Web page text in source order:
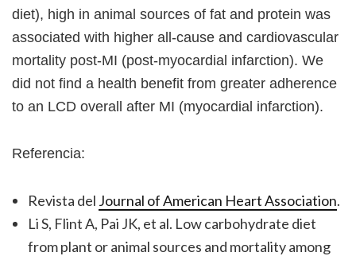
diet), high in animal sources of fat and protein was
associated with higher all-cause and cardiovascular
mortality post-MI (post-myocardial infarction). We
did not find a health benefit from greater adherence
to an LCD overall after MI (myocardial infarction).
Referencia:
Revista del Journal of American Heart Association.
Li S, Flint A, Pai JK, et al. Low carbohydrate diet
from plant or animal sources and mortality among